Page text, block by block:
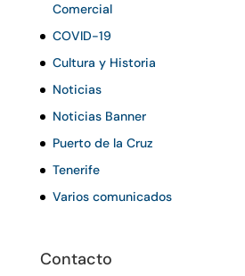
Comercial
COVID-19
Cultura y Historia
Noticias
Noticias Banner
Puerto de la Cruz
Tenerife
Varios comunicados
Contacto